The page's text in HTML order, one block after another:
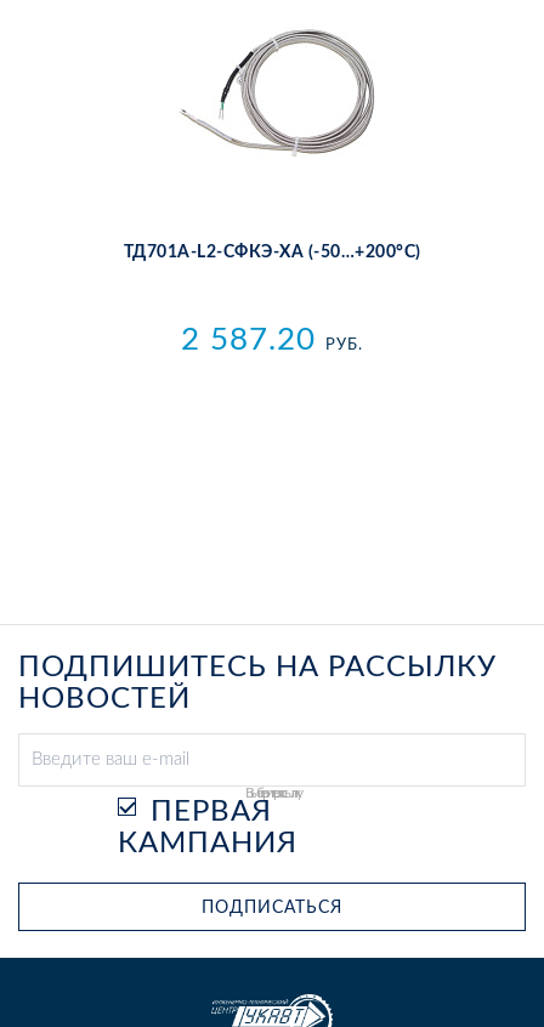
ТД701A-L2-СФКЭ-ХА (-50…+200°С)
2 587.20 РУБ.
ПОДПИШИТЕСЬ НА РАССЫЛКУ
НОВОСТЕЙ
Выберите рассылку
ПЕРВАЯ
КАМПАНИЯ
ПОДПИСАТЬСЯ